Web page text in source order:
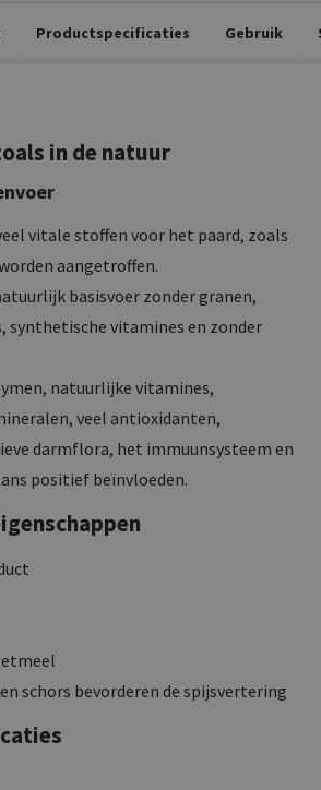
Productspecificaties Gebruik
in de natuur
vitale stoffen voor het paard, zoals
aangetroffen.
basisvoer zonder granen,
synthetische vitamines en zonder
natuurlijke vitamines,
veel antioxidanten,
darmflora, het immuunsysteem en
positief beïnvloeden.
schors bevorderen de spijsvertering